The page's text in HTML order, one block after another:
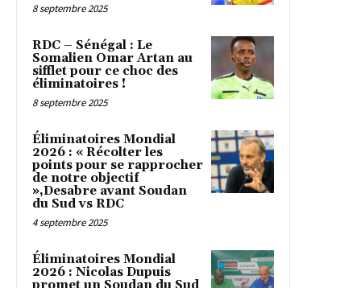
8 septembre 2025
RDC – Sénégal : Le
Somalien Omar Artan au
sifflet pour ce choc des
éliminatoires !
8 septembre 2025
Éliminatoires Mondial
2026 : « Récolter les
points pour se rapprocher
de notre objectif
»,Desabre avant Soudan
du Sud vs RDC
4 septembre 2025
Éliminatoires Mondial
2026 : Nicolas Dupuis
promet un Soudan du Sud